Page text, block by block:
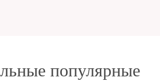
популярные